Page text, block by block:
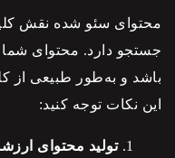
محتوای سئو شده نقش
جستجو دارد. محتوای شما
باشد و به‌طور طبیعی از
این نکات توجه کنید:
تولید محتوای